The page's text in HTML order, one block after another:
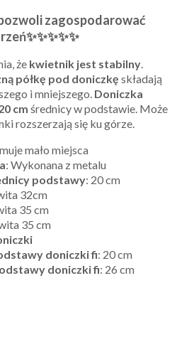
zagospodarować
że kwietnik jest stabilny
półkę pod doniczkę składają
i mniejszego. Doniczka
cm średnicy w podstawie. Może
rozszerzają się ku górze.
mało miejsca
: Wykonana z metalu
podstawy: 20 cm
32cm
35 cm
35 cm
doniczki fi: 20 cm
doniczki fi: 26 cm